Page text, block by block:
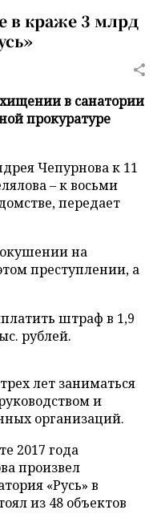
в краже 3 млрд
в санатории
прокуратуре
Чепурнова к 11
– к восьми
передает
на
преступлении, а
штраф в 1,9
рублей.
лет заниматься
и
организаций.
2017 года
произвел
«Русь» в
из 48 объектов